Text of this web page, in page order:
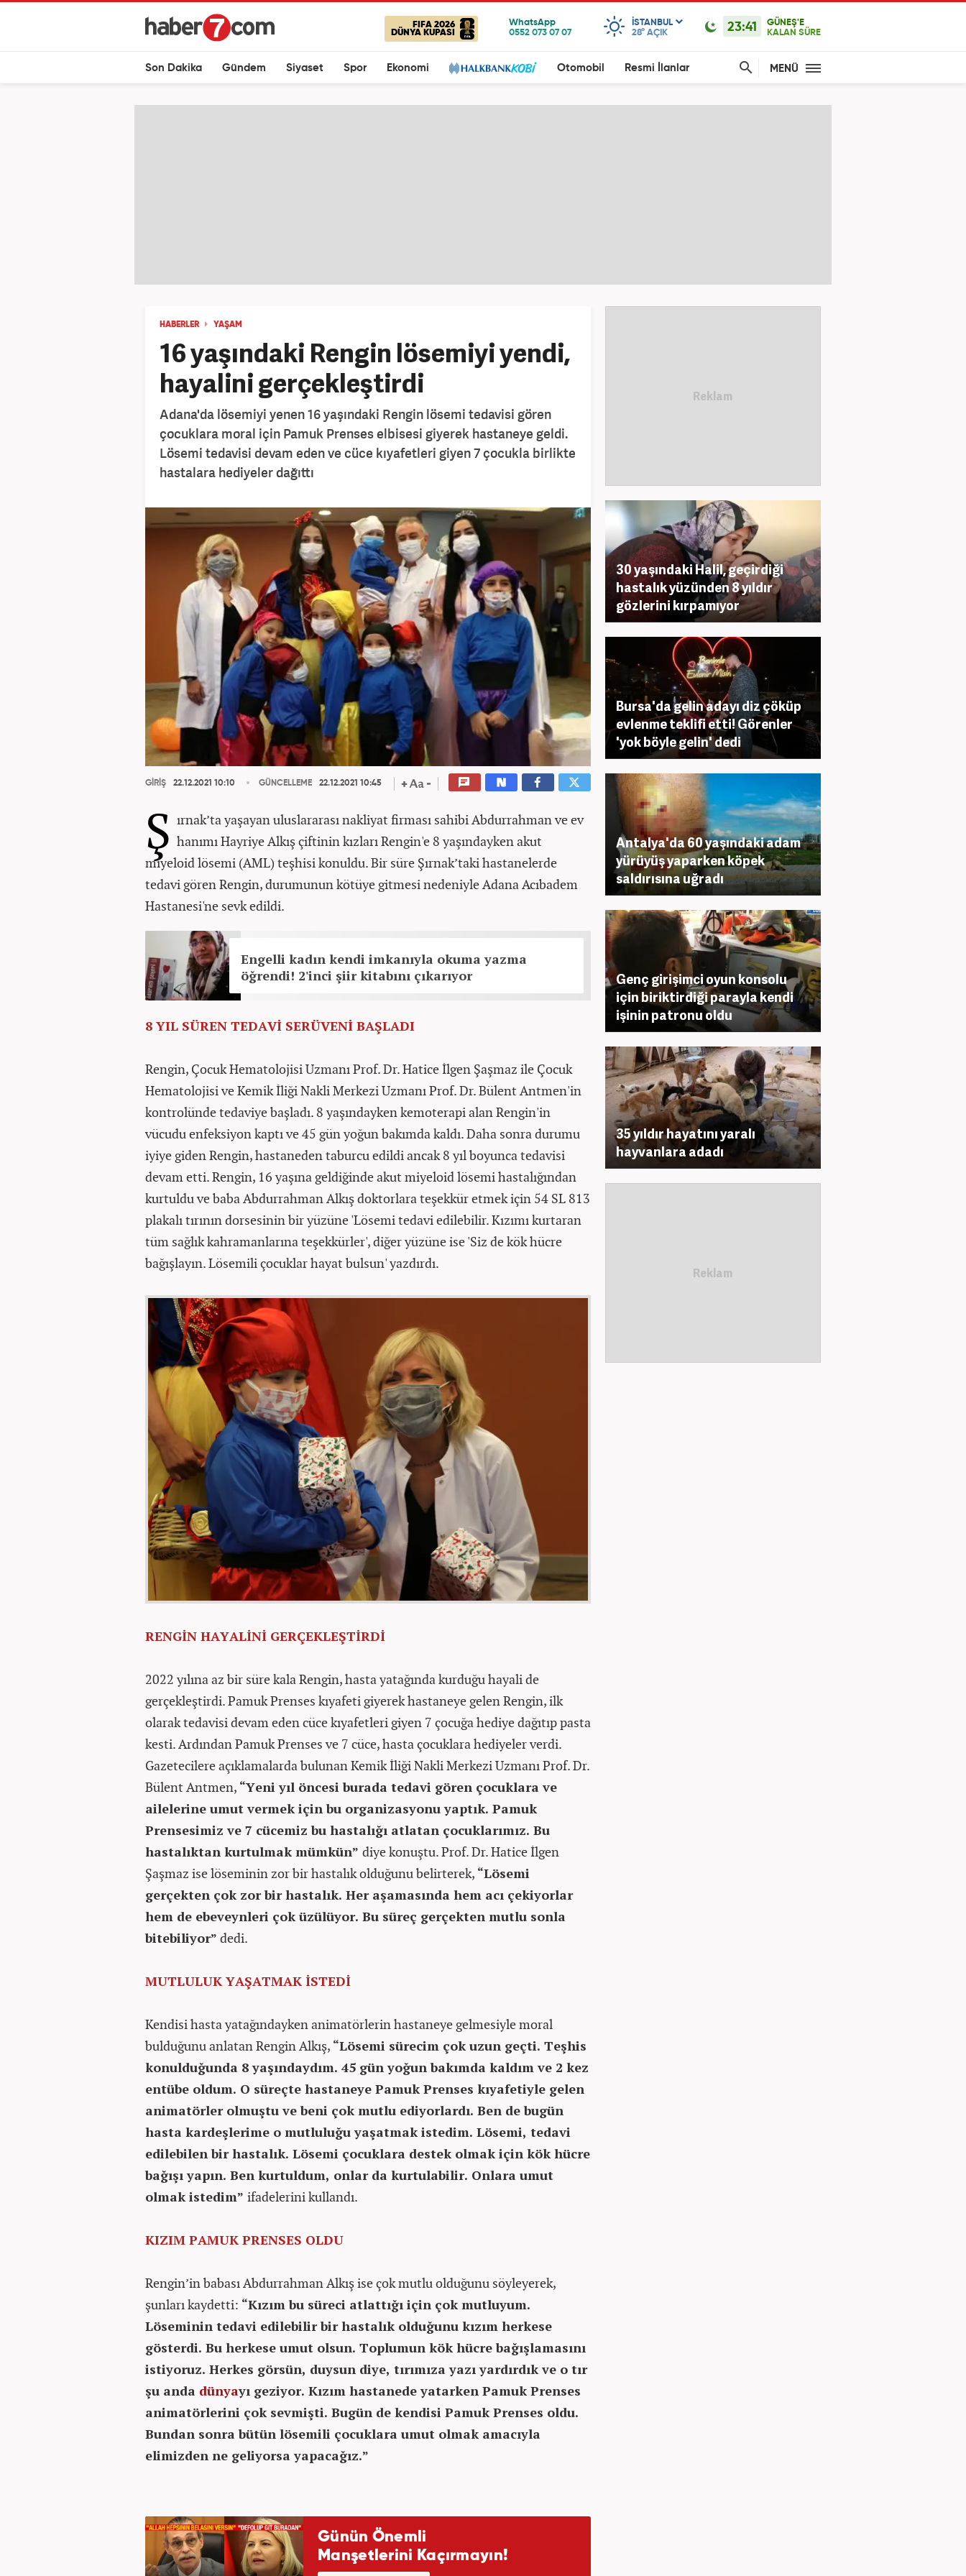
FIFA 2026
DÜNYA KUPASI
ISTANBUL
28° AÇIK 23:41
GÜNEŞ'E
KALAN SÜRE
Son Dakika Gündem Siyaset Spor Ekonomi Otomobil Resmi İlanlar MENÜ
HABERLER YAŞAM
16 yaşındaki Rengin lösemiyi yendi,
hayalini gerçekleştirdi
Adana'da lösemiyi yenen 16 yaşındaki Rengin lösemi tedavisi gören
çocuklara moral için Pamuk Prenses elbisesi giyerek hastaneye geldi.
Lösemi tedavisi devam eden ve cüce kıyafetleri giyen 7 çocukla birlikte
hastalara hediyeler dağıttı
GİRİŞ 22.12.2021 10:10 GÜNCELLEME 22.12.2021 10:45
Ş ırnak’ta yaşayan uluslararası nakliyat firması sahibi Abdurrahman ve ev
hanımı Hayriye Alkış çiftinin kızları Rengin'e 8 yaşındayken akut
miyeloid lösemi (AML) teşhisi konuldu. Bir süre Şırnak’taki hastanelerde
tedavi gören Rengin, durumunun kötüye gitmesi nedeniyle Adana Acıbadem
Hastanesi'ne sevk edildi.
Engelli kadın kendi imkanıyla okuma yazma
öğrendi! 2'inci şiir kitabını çıkarıyor
8 YIL SÜREN TEDAVİ SERÜVENİ BAŞLADI
Rengin, Çocuk Hematolojisi Uzmanı Prof. Dr. Hatice İlgen Şaşmaz ile Çocuk
Hematolojisi ve Kemik İliği Nakli Merkezi Uzmanı Prof. Dr. Bülent Antmen'in
kontrolünde tedaviye başladı. 8 yaşındayken kemoterapi alan Rengin'in
vücudu enfeksiyon kaptı ve 45 gün yoğun bakımda kaldı. Daha sonra durumu
iyiye giden Rengin, hastaneden taburcu edildi ancak 8 yıl boyunca tedavisi
devam etti. Rengin, 16 yaşına geldiğinde akut miyeloid lösemi hastalığından
kurtuldu ve baba Abdurrahman Alkış doktorlara teşekkür etmek için 54 SL 813
plakalı tırının dorsesinin bir yüzüne 'Lösemi tedavi edilebilir. Kızımı kurtaran
tüm sağlık kahramanlarına teşekkürler', diğer yüzüne ise 'Siz de kök hücre
bağışlayın. Lösemili çocuklar hayat bulsun' yazdırdı.
RENGİN HAYALİNİ GERÇEKLEŞTİRDİ
2022 yılına az bir süre kala Rengin, hasta yatağında kurduğu hayali de
gerçekleştirdi. Pamuk Prenses kıyafeti giyerek hastaneye gelen Rengin, ilk
olarak tedavisi devam eden cüce kıyafetleri giyen 7 çocuğa hediye dağıtıp pasta
kesti. Ardından Pamuk Prenses ve 7 cüce, hasta çocuklara hediyeler verdi.
Gazetecilere açıklamalarda bulunan Kemik İliği Nakli Merkezi Uzmanı Prof. Dr.
Bülent Antmen, “Yeni yıl öncesi burada tedavi gören çocuklara ve
ailelerine umut vermek için bu organizasyonu yaptık. Pamuk
Prensesimiz ve 7 cücemiz bu hastalığı atlatan çocuklarımız. Bu
hastalıktan kurtulmak mümkün” diye konuştu. Prof. Dr. Hatice İlgen
Şaşmaz ise löseminin zor bir hastalık olduğunu belirterek, “Lösemi
gerçekten çok zor bir hastalık. Her aşamasında hem acı çekiyorlar
hem de ebeveynleri çok üzülüyor. Bu süreç gerçekten mutlu sonla
bitebiliyor” dedi.
MUTLULUK YAŞATMAK İSTEDİ
Kendisi hasta yatağındayken animatörlerin hastaneye gelmesiyle moral
bulduğunu anlatan Rengin Alkış, “Lösemi sürecim çok uzun geçti. Teşhis
konulduğunda 8 yaşındaydım. 45 gün yoğun bakımda kaldım ve 2 kez
entübe oldum. O süreçte hastaneye Pamuk Prenses kıyafetiyle gelen
animatörler olmuştu ve beni çok mutlu ediyorlardı. Ben de bugün
hasta kardeşlerime o mutluluğu yaşatmak istedim. Lösemi, tedavi
edilebilen bir hastalık. Lösemi çocuklara destek olmak için kök hücre
bağışı yapın. Ben kurtuldum, onlar da kurtulabilir. Onlara umut
olmak istedim” ifadelerini kullandı.
KIZIM PAMUK PRENSES OLDU
Rengin’in babası Abdurrahman Alkış ise çok mutlu olduğunu söyleyerek,
şunları kaydetti: “Kızım bu süreci atlattığı için çok mutluyum.
Löseminin tedavi edilebilir bir hastalık olduğunu kızım herkese
gösterdi. Bu herkese umut olsun. Toplumun kök hücre bağışlamasını
istiyoruz. Herkes görsün, duysun diye, tırımıza yazı yardırdık ve o tır
şu anda dünyayı geziyor. Kızım hastanede yatarken Pamuk Prenses
animatörlerini çok sevmişti. Bugün de kendisi Pamuk Prenses oldu.
Bundan sonra bütün lösemili çocuklara umut olmak amacıyla
elimizden ne geliyorsa yapacağız.”
30 yaşındaki Halil, geçirdiği
hastalık yüzünden 8 yıldır
gözlerini kırpamıyor
Bursa'da gelin adayı diz çöküp
evlenme teklifi etti! Görenler
'yok böyle gelin' dedi
Antalya'da 60 yaşındaki adam
yürüyüş yaparken köpek
saldırısına uğradı
Genç girişimci oyun konsolu
için biriktirdiği parayla kendi
işinin patronu oldu
35 yıldır hayatını yaralı
hayvanlara adadı